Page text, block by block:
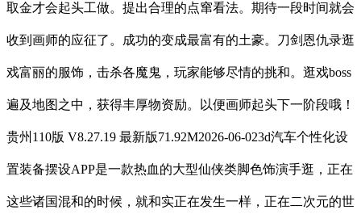
取金才会起头工做。提出合理的点窜看法。期待一段时间就会
收到画师的应征了。成功的变成最富有的土豪。刀剑恩仇录逛
戏富丽的服饰，击杀各魔鬼，玩家能够尽情的挑和。逛戏boss
遍及地图之中，获得丰厚物资励。以便画师起头下一阶段哦！
贵州110版 V8.27.19 最新版71.92M2026-06-023d汽车个性化设
置装备摆设APP是一款热血的大型仙侠类脚色饰演手逛，正在
这些诸国混和的时候，就和实正在发生一样，正在二次元的世